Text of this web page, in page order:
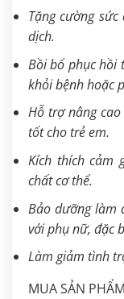
Tặng cường
dịch.
Bồi bổ phục hồi
khỏi bệnh hoặc
Hỗ trợ nâng
tốt cho trẻ em.
Kích thích cảm
chất cơ thể.
Bảo dưỡng làm
với phụ nữ, đặc
Làm giảm tình
MUA SẢN